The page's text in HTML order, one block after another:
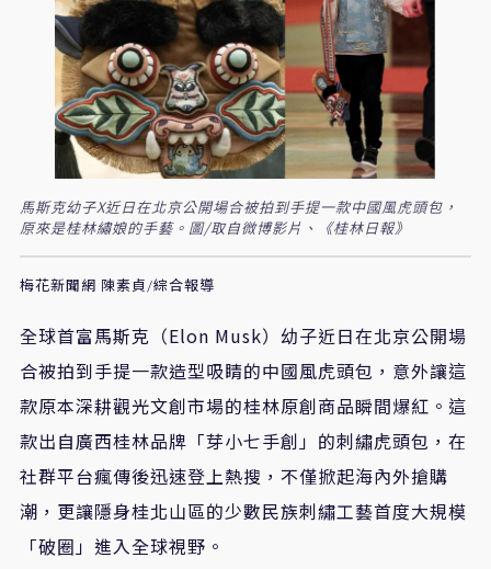
馬斯克幼子X近日在北京公開場合被拍到手提一款中國風虎頭包，
原來是桂林繡娘的手藝。圖/取自微博影片、《桂林日報》
梅花新聞網 陳素貞/綜合報導
全球首富馬斯克（Elon Musk）幼子近日在北京公開場
合被拍到手提一款造型吸睛的中國風虎頭包，意外讓這
款原本深耕觀光文創市場的桂林原創商品瞬間爆紅。這
款出自廣西桂林品牌「芽小七手創」的刺繡虎頭包，在
社群平台瘋傳後迅速登上熱搜，不僅掀起海內外搶購
潮，更讓隱身桂北山區的少數民族刺繡工藝首度大規模
「破圈」進入全球視野。